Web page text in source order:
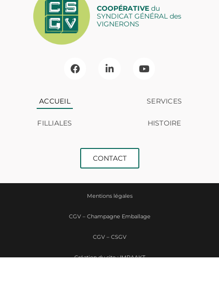
COOPÉRATIVEdu
SYNDICAT GÉNÉRAL des
VIGNERONS
ACCUEIL SERVICES
FILLIALES HISTOIRE
CONTACT
Mentions légales
CGV – Champagne Emballage
CGV – CSGV
Création du site : IMPAAKT